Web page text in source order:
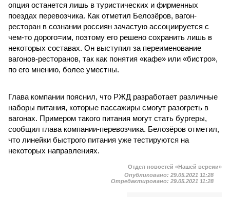
опция останется лишь в туристических и фирменных
поездах перевозчика. Как отметил Белозёров, вагон-
ресторан в сознании россиян зачастую ассоциируется с
чем-то дорого=им, поэтому его решено сохранить лишь в
некоторых составах. Он выступил за переименование
вагонов-ресторанов, так как понятия «кафе» или «бистро»,
по его мнению, более уместны.
Глава компании пояснил, что РЖД разработает различные
наборы питания, которые пассажиры смогут разогреть в
вагонах. Примером такого питания могут стать бургеры,
сообщил глава компании-перевозчика. Белозёров отметил,
что линейки быстрого питания уже тестируются на
некоторых направлениях.
Отдел новостей «Нашей версии»
Опубликовано: 29.05.2021 11:28
Отредактировано: 29.05.2021 11:28